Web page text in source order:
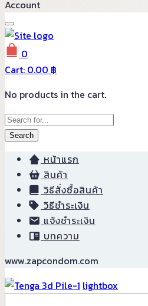
Account
0
Cart: 0.00 ฿
No products in the cart.
Search
หน้าแรก
สินค้า
วิธีสั่งซื้อสินค้า
วิธีชำระเงิน
แจ้งชำระเงิน
บทความ
www.zapcondom.com
lightbox